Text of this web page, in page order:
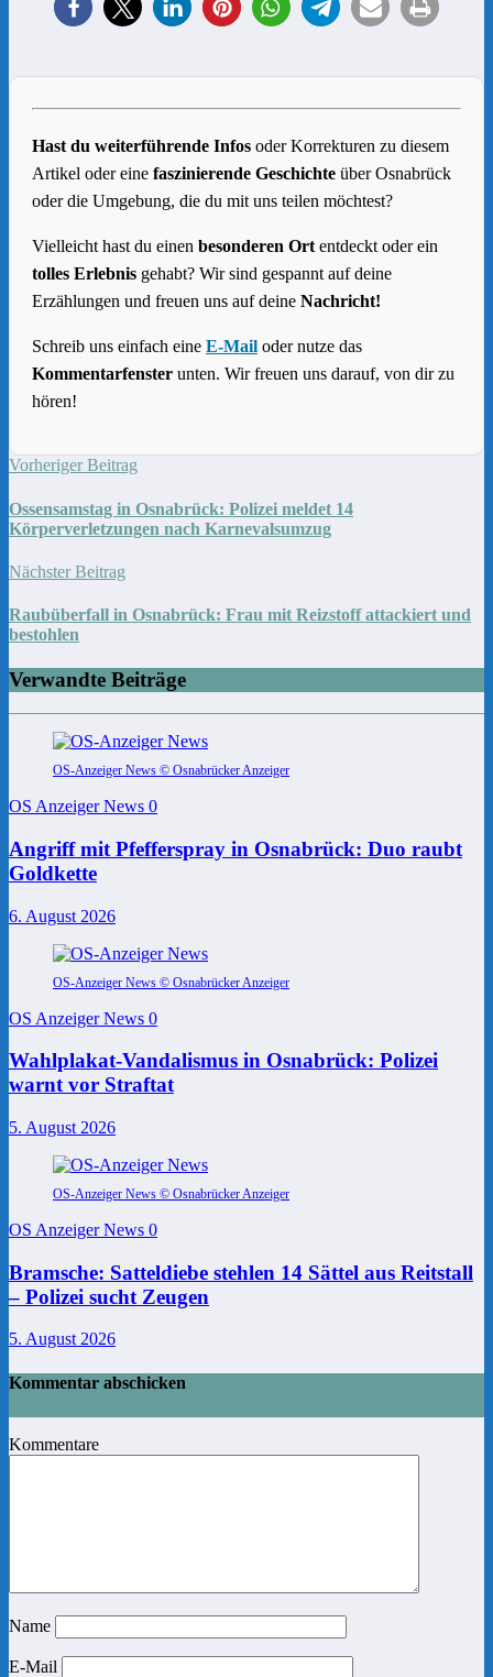
Hast du weiterführende Infos oder Korrekturen zu diesem
Artikel oder eine faszinierende Geschichte über Osnabrück
oder die Umgebung, die du mit uns teilen möchtest?
Vielleicht hast du einen besonderen Ort entdeckt oder ein
tolles Erlebnis gehabt? Wir sind gespannt auf deine
Erzählungen und freuen uns auf deine Nachricht!
Schreib uns einfach eine E-Mail oder nutze das
Kommentarfenster unten. Wir freuen uns darauf, von dir zu
hören!
Vorheriger Beitrag
Ossensamstag in Osnabrück: Polizei meldet 14
Körperverletzungen nach Karnevalsumzug
Nächster Beitrag
Raubüberfall in Osnabrück: Frau mit Reizstoff attackiert und
bestohlen
Verwandte Beiträge
OS-Anzeiger News © Osnabrücker Anzeiger
OS Anzeiger News 0
Angriff mit Pfefferspray in Osnabrück: Duo raubt
Goldkette
6. August 2026
OS-Anzeiger News © Osnabrücker Anzeiger
OS Anzeiger News 0
Wahlplakat-Vandalismus in Osnabrück: Polizei
warnt vor Straftat
5. August 2026
OS-Anzeiger News © Osnabrücker Anzeiger
OS Anzeiger News 0
Bramsche: Satteldiebe stehlen 14 Sättel aus Reitstall
– Polizei sucht Zeugen
5. August 2026
Kommentar abschicken
Kommentare
Name
E-Mail